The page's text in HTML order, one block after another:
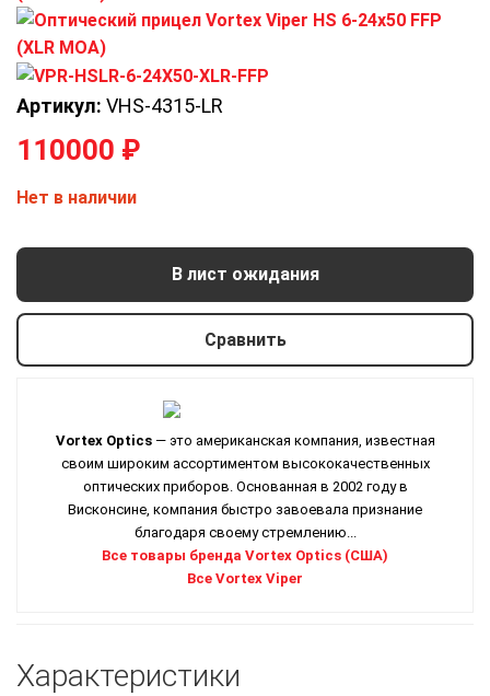
Артикул: VHS-4315-LR
110000 ₽
Нет в наличии
В лист ожидания
Сравнить
Vortex Optics— это американская компания, известная
своим широким ассортиментом высококачественных
оптических приборов. Основанная в 2002 году в
Висконсине, компания быстро завоевала признание
благодаря своему стремлению...
Все товары бренда Vortex Optics (США)
Все Vortex Viper
Характеристики